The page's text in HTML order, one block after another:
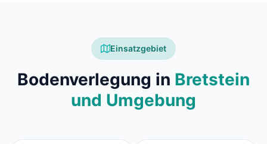
Einsatzgebiet
Bodenverlegung in Bretstein
und Umgebung